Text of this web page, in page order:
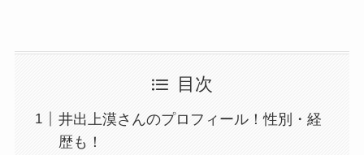
目次
井出上漠さんのプロフィール！性別・経
歴も！